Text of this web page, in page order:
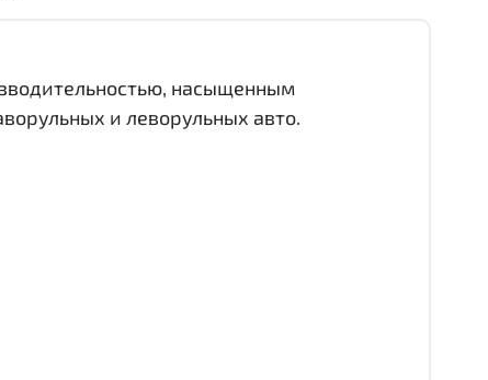
насыщенным
и леворульных авто.